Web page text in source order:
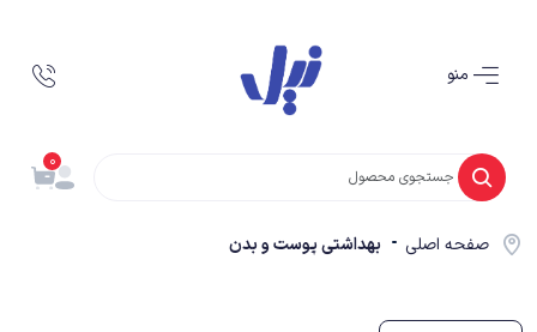
0
صفحه اصلی بهداشتی پوست و بدن